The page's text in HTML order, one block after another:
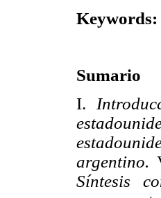
Keywords:
Sumario
I.
argentino.
Síntesis